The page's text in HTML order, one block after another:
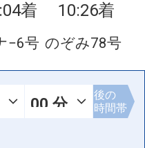
着 10:26着
−6号 のぞみ78号
後の
時間帯